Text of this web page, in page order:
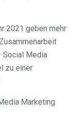
2021 geben mehr
Social Media
zu einer